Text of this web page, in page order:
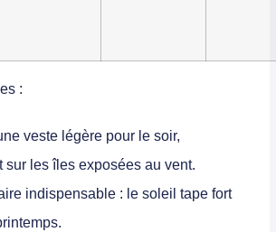
:
veste légère pour le soir,
sur les îles exposées au vent.
indispensable : le soleil tape fort